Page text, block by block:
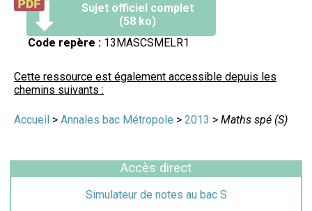
Sujet officiel complet
(58 ko)
Code repère : 13MASCSMELR1
Cette ressource est également accessible depuis les
chemins suivants :
Accueil > Annales bac Métropole > 2013 > Maths spé (S)
Accès direct
Simulateur de notes au bac S